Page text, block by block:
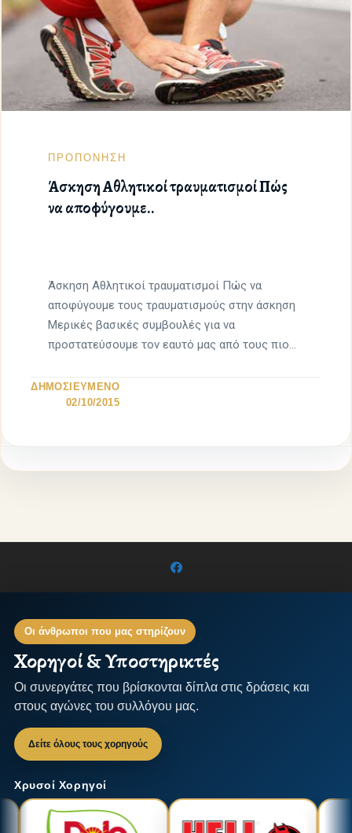
ΠΡΟΠΟΝΗΣΗ
Άσκηση Αθλητικοί τραυματισμοί Πώς
να αποφύγουμε..
Άσκηση Αθλητικοί τραυματισμοί Πώς να
αποφύγουμε τους τραυματισμούς στην άσκηση
Μερικές βασικές συμβουλές για να
προστατεύσουμε τον εαυτό μας από τους πιο
ΔΗΜΟΣΙΕΥΜΕΝΟ
02/10/2015
Οι άνθρωποι που μας στηρίζουν
Χορηγοί & Υποστηρικτές
Οι συνεργάτες που βρίσκονται δίπλα στις δράσεις και
στους αγώνες του συλλόγου μας.
Δείτε όλους τους χορηγούς
Χρυσοί Χορηγοί